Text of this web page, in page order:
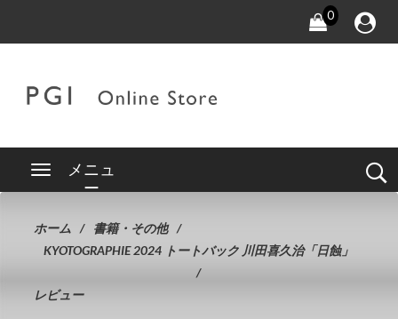
0
メニュ
ー
ホーム
書籍・その他
KYOTOGRAPHIE 2024 トートバック 川田喜久治「日蝕」
レビュー